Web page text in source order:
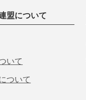
盟について
いて
ついて